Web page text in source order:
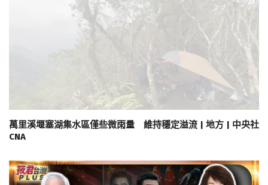
萬里溪堰塞湖集水區僅些微雨量 維持穩定溢流 | 地方 | 中央社
CNA